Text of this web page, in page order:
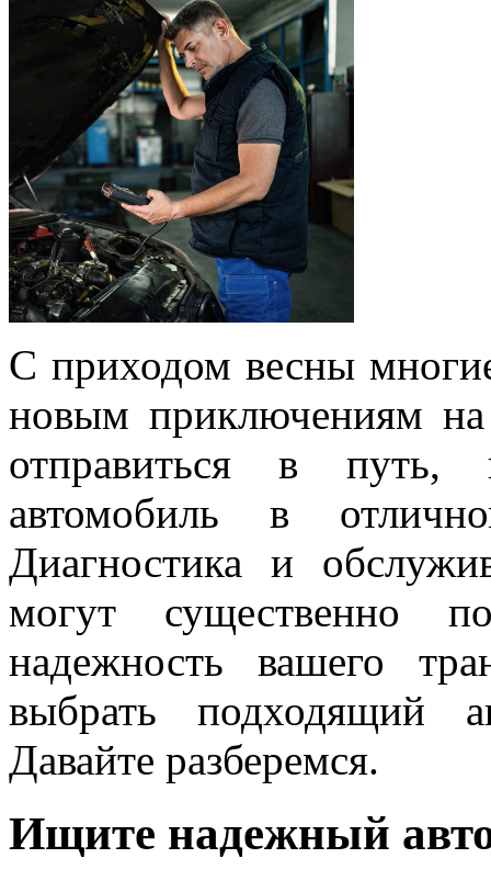
С приходом весны
новым приключениям
отправиться в
автомобиль в
Диагностика и
могут существенно
надежность вашего
выбрать подходящий
Давайте разберемся.
Ищите надежный